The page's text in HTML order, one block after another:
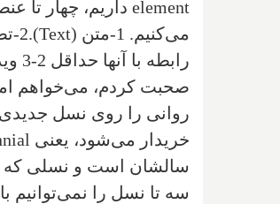
element داریم، چهار تا
می‌کنیم. 1-متن
(Text).2-تصویر
رابطه با آنها حداقل 2-3 ویدئو قبلی صحبت کردیم. چون هفته قبل در رابطه با روانشناسی در
صحبت کردم، می‌خواهم
روانی را روی نسل
خریدار می‌شود، یعنی
سالشان است و نسلی که
سه تا نسل را نمی‌توانیم با